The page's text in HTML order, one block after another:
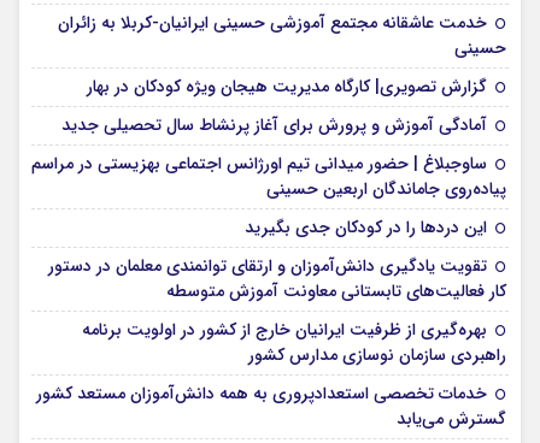
خدمت عاشقانه مجتمع آموزشی‌ حسینی ایرانیان-کربلا به زائران
حسینی
گزارش تصویری| کارگاه مدیریت هیجان ویژه کودکان در بهار
آمادگی آموزش و پرورش برای آغاز پرنشاط سال تحصیلی جدید
ساوجبلاغ | حضور میدانی تیم اورژانس اجتماعی بهزیستی در مراسم
پیاده‌روی جاماندگان اربعین حسینی
این درد‌ها را در کودکان جدی بگیرید
تقویت یادگیری دانش‌آموزان و ارتقای توانمندی معلمان در دستور
کار فعالیت‌های تابستانی معاونت آموزش متوسطه
بهره‌گیری از ظرفیت ایرانیان خارج از کشور در اولویت برنامه
راهبردی سازمان نوسازی مدارس کشور
خدمات تخصصی استعدادپروری به همه دانش‌آموزان مستعد کشور
گسترش می‌یابد